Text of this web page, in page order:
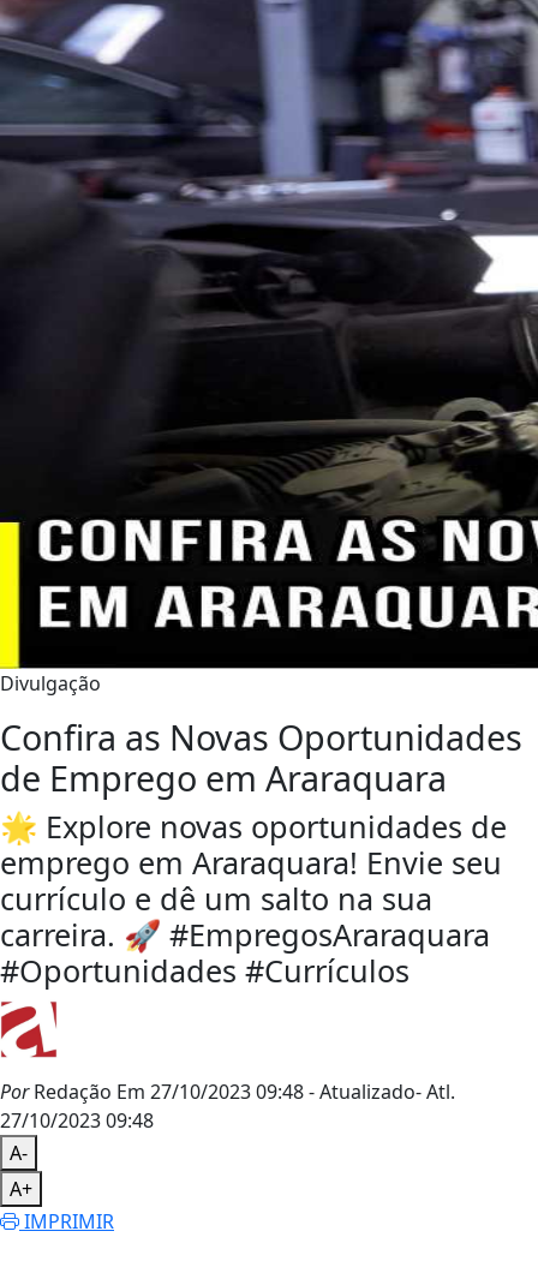
Divulgação
Confira as Novas Oportunidades
de Emprego em Araraquara
🌟 Explore novas oportunidades de
emprego em Araraquara! Envie seu
currículo e dê um salto na sua
carreira. 🚀 #EmpregosAraraquara
#Oportunidades #Currículos
PorRedação Em 27/10/2023 09:48- Atualizado- Atl.
27/10/2023 09:48
A-
A+
IMPRIMIR